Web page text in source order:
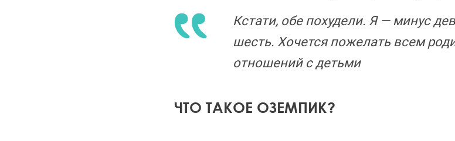
Кстати, обе похудели. Я — минус
шесть. Хочется пожелать всем
отношений с детьми
ЧТО ТАКОЕ ОЗЕМПИК?